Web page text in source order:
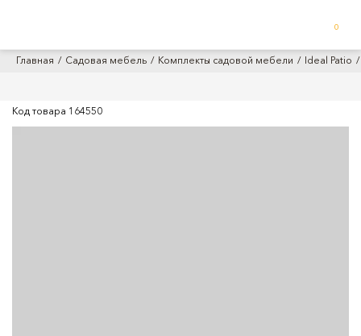
0
Главная Садовая мебель Комплекты садовой мебели Ideal Patio
Код товара 164550